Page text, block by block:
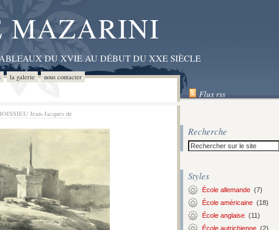
MAZARINI
DU XVIE AU DÉBUT DU XXE SIÈCLE
la galerie nous contacter
Flux rss
Jean-Jacques de
Recherche
Styles
École allemande (7)
École américaine (18)
École anglaise (11)
École autrichienne (2)